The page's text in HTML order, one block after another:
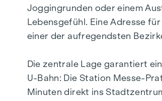
Energieausweis:
DG Hoftrakt: HWB REF,SK =
DG Straßentrakt: HWB
Regelgeschoss Hoftrakt:
Wir weisen darauf hin, dass
Joggingrunden oder einem
Lebensgefühl. Eine Adresse
einer der aufregendsten
Die zentrale Lage garantiert
U-Bahn: Die Station Messe-
Minuten direkt ins